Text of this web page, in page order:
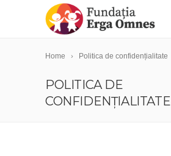
Home Politica de confidențialitate
POLITICA DE
CONFIDENȚIALITATE